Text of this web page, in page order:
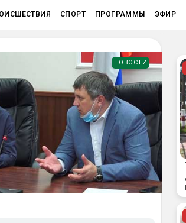
СПОРТ ПРОГРАММЫ ЭФИР
НОВОСТИ